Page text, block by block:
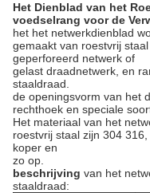
Het Dienblad van het
voedselrang voor de
het het netwerkdienblad
gemaakt van roestvrij
geperforeerd netwerk of
gelast draadnetwerk, en
staaldraad.
de openingsvorm van het
rechthoek en speciale
Het materiaal van het
roestvrij staal zijn 304
koper en
zo op.
beschrijving van het
staaldraad: